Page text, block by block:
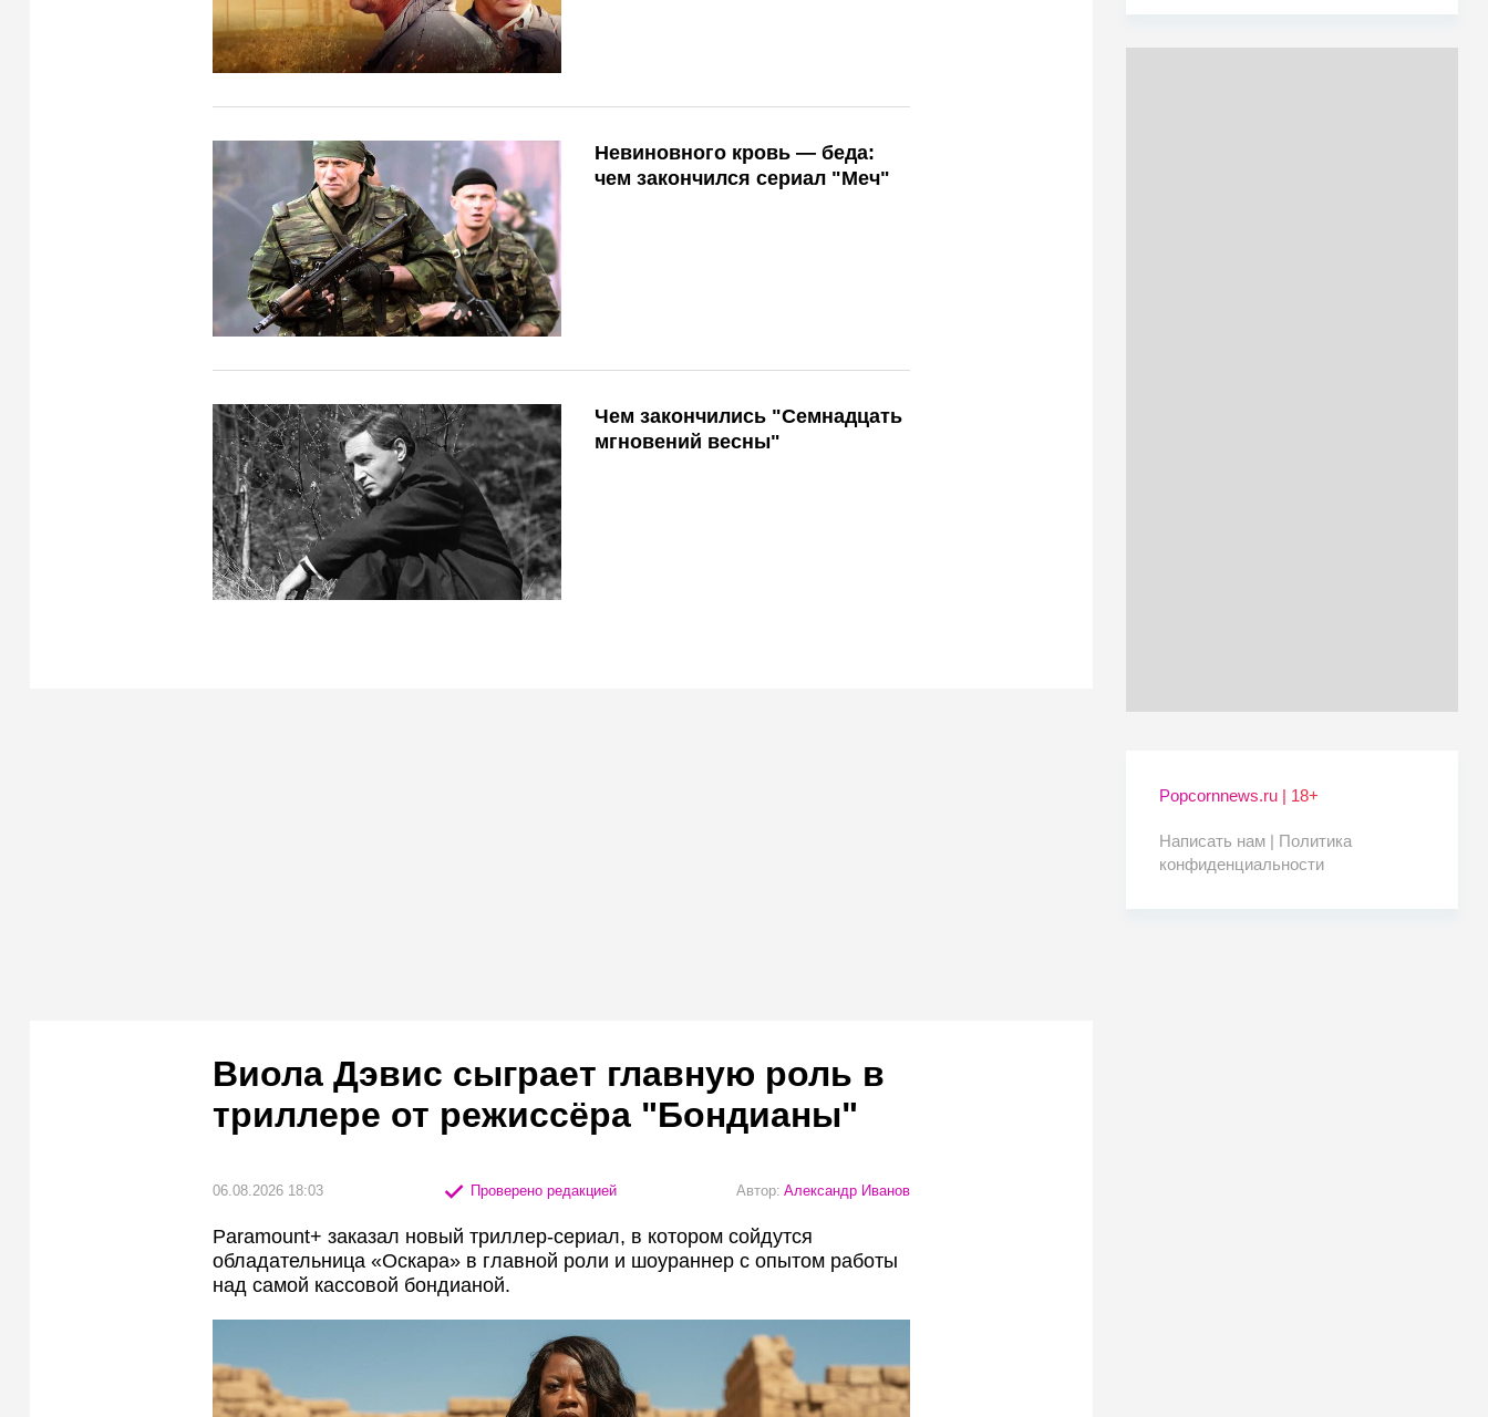
Невиновного кровь — беда:
чем закончился сериал "Меч"
Чем закончились "Семнадцать
мгновений весны"
Виола Дэвис сыграет главную роль в
триллере от режиссёра "Бондианы"
06.08.2026 18:03 Проверено редакцией Автор: Александр Иванов
Paramount+ заказал новый триллер-сериал, в котором сойдутся
обладательница «Оскара» в главной роли и шоураннер с опытом работы
над самой кассовой бондианой.
Popcornnews.ru | 18+
Написать нам | Политика
конфиденциальности